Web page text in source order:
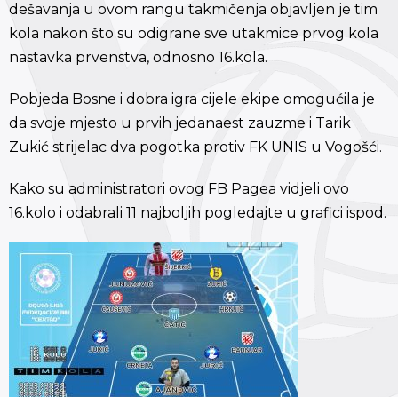
dešavanja u ovom rangu takmičenja objavljen je tim
kola nakon što su odigrane sve utakmice prvog kola
nastavka prvenstva, odnosno 16.kola.
Pobjeda Bosne i dobra igra cijele ekipe omogućila je
da svoje mjesto u prvih jedanaest zauzme i Tarik
Zukić strijelac dva pogotka protiv FK UNIS u Vogošći.
Kako su administratori ovog FB Pagea vidjeli ovo
16.kolo i odabrali 11 najboljih pogledajte u grafici ispod.